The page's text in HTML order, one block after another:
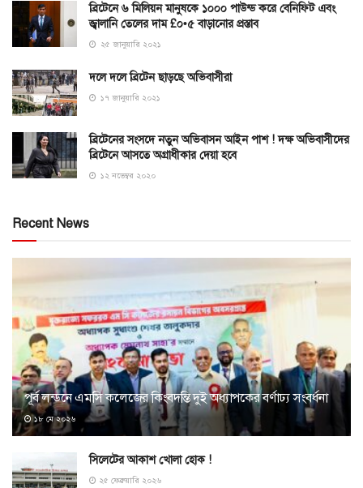
ব্রিটেনে ৬ মিলিয়ন মানুষকে ১০০০ পাউন্ড করে বেনিফিট এবং
জ্বালানি তেলের দাম £০•৫ বাড়ানোর প্রস্তাব
২৫ জানুয়ারি ২০২১
দলে দলে ব্রিটেন ছাড়ছে অভিবাসীরা
১৭ জানুয়ারি ২০২১
ব্রিটেনের সংসদে নতুন অভিবাসন আইন পাশ ! দক্ষ অভিবাসীদের
ব্রিটেনে আসতে অগ্রাধীকার দেয়া হবে
১২ নভেম্বর ২০২০
Recent News
পূর্ব লন্ডনে এমসি কলেজের কিংবদন্তি দুই অধ্যাপকের বর্ণাঢ্য সংবর্ধনা
১৮ মে ২০২৬
সিলেটের আকাশ খোলা হোক !
২৫ ফেব্রুয়ারি ২০২৬